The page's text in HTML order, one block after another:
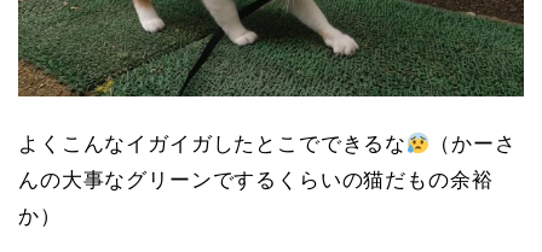
よくこんなイガイガしたとこでできるな
（かーさ
んの大事なグリーンでするくらいの猫だもの余裕
か）